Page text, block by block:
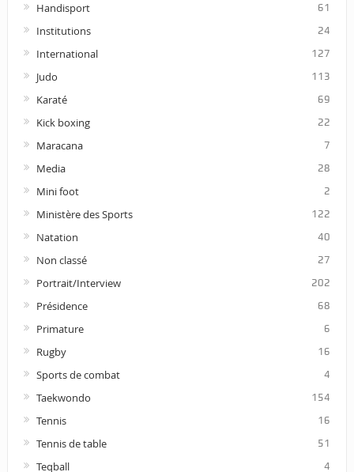
Handisport 61
Institutions 24
International 127
Judo 113
Karaté 69
Kick boxing 22
Maracana 7
Media 28
Mini foot 2
Ministère des Sports 122
Natation 40
Non classé 27
Portrait/Interview 202
Présidence 68
Primature 6
Rugby 16
Sports de combat 4
Taekwondo 154
Tennis 16
Tennis de table 51
Teqball 4